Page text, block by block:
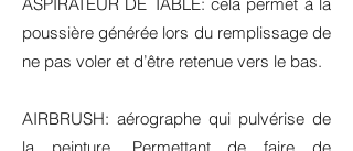
poussière générée lors du remplissage de
ne pas voler et d’être retenue vers le bas.
AIRBRUSH: aérographe qui pulvérise de